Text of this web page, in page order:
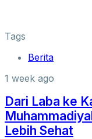
Tags
Berita
1 week ago
Dari Laba ke
Lebih Sehat